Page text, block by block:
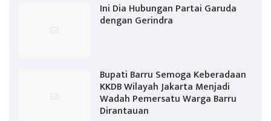
Ini Dia Hubungan Partai Garuda
dengan Gerindra
Bupati Barru Semoga Keberadaan
KKDB Wilayah Jakarta Menjadi
Wadah Pemersatu Warga Barru
Dirantauan